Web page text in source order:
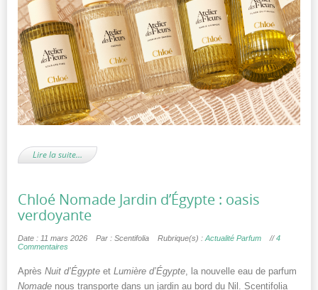
Lire la suite…
Chloé Nomade Jardin d’Égypte : oasis
verdoyante
Date : 11 mars 2026 Par : Scentifolia Rubrique(s) : Actualité Parfum //4
Commentaires
Après Nuit d’Égypte et Lumière d’Égypte , la nouvelle eau de parfum
Nomade nous transporte dans un jardin au bord du Nil. Scentifolia